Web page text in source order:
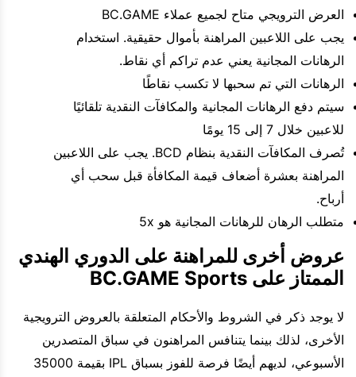
العرض الترويجي متاح لجميع عملاء BC.GAME
يجب على اللاعبين المراهنة بأموال حقيقية. استخدام
الرهانات المجانية يعني عدم تراكم أي نقاط.
الرهانات التي تم سحبها لا تكسب نقاطًا
سيتم دفع الرهانات المجانية والمكافآت النقدية تلقائيًا
للاعبين خلال 7 إلى 15 يومًا
تُصرف المكافآت النقدية بنظام BCD. يجب على اللاعبين
المراهنة بعشرة أضعاف قيمة المكافأة قبل سحب أي
أرباح.
متطلب الرهان للرهانات المجانية هو 5x
عروض أخرى للمراهنة على الدوري الهندي
الممتاز على BC.GAME Sports
لا يوجد ذكر في الشروط والأحكام المتعلقة بالعروض الترويجية
الأخرى، لذلك بينما يتنافس المراهنون في سباق المتصدرين
الأسبوعي، لديهم أيضًا فرصة للفوز بسباق IPL بقيمة 35000